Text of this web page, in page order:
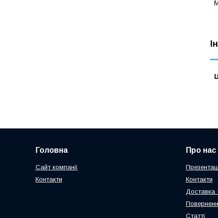
Головна
Сайт компанії
Контакти
Про нас
Контакти
Доставка
Статті